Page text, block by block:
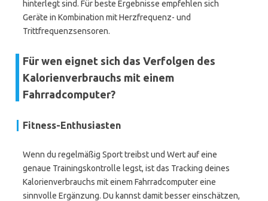
hinterlegt sind. Für beste Ergebnisse empfehlen sich
Geräte in Kombination mit Herzfrequenz- und
Trittfrequenzsensoren.
Für wen eignet sich das Verfolgen des
Kalorienverbrauchs mit einem
Fahrradcomputer?
Fitness-Enthusiasten
Wenn du regelmäßig Sport treibst und Wert auf eine
genaue Trainingskontrolle legst, ist das Tracking deines
Kalorienverbrauchs mit einem Fahrradcomputer eine
sinnvolle Ergänzung. Du kannst damit besser einschätzen,